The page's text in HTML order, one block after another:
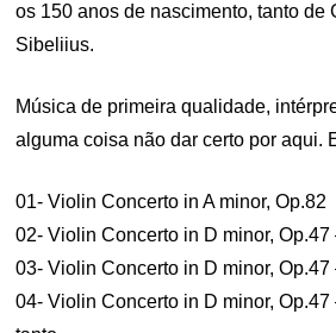
os 150 anos de nascimento, tanto de
Sibeliius.
Música de primeira qualidade,
alguma coisa não dar certo por aqui.
01- Violin Concerto in A minor, Op.82
02- Violin Concerto in D minor,
03- Violin Concerto in D minor,
04- Violin Concerto in D minor, Op.47